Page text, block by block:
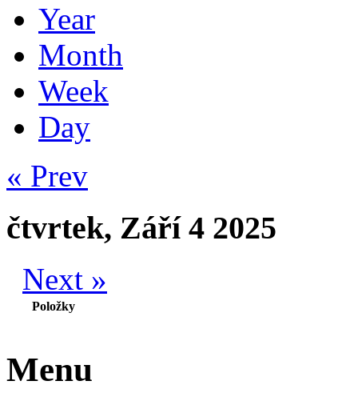
Year
Month
Week
Day
« Prev
čtvrtek, Září 4 2025
Next »
Položky
Menu